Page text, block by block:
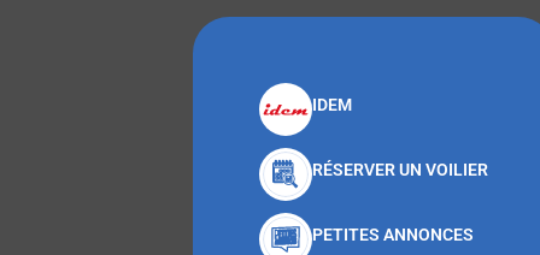
IDEM
RÉSERVER UN VOILIER
PETITES ANNONCES